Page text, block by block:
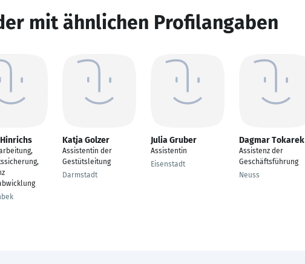
mit ähnlichen Profilangaben
Katja Golzer
Assistentin der
Gestütsleitung
Darmstadt
Julia Gruber
Assistentin
Eisenstadt
Dagmar Tokarek
Assistenz der
Geschäftsführung
Neuss